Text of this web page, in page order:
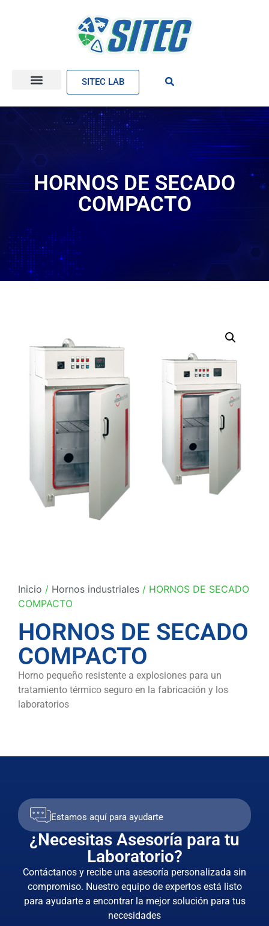
SITEC LAB
HORNOS DE SECADO
COMPACTO
Inicio / Hornos industriales / HORNOS DE SECADO
COMPACTO
HORNOS DE SECADO
COMPACTO
Horno pequeño resistente a explosiones para un
tratamiento térmico seguro en la fabricación y los
laboratorios
Estamos aquí para ayudarte
¿Necesitas Asesoría para tu
Laboratorio?
Contáctanos y recibe una asesoría personalizada sin
compromiso. Nuestro equipo de expertos está listo
para ayudarte a encontrar la mejor solución para tus
necesidades